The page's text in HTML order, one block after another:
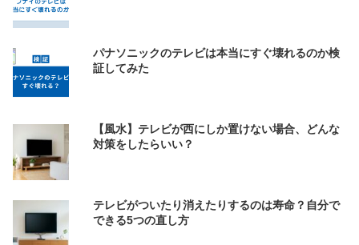
パナソニックのテレビは本当にすぐ壊れるのか検
証してみた
【風水】テレビが西にしか置けない場合、どんな
対策をしたらいい？
テレビがついたり消えたりするのは寿命？自分で
できる5つの直し方